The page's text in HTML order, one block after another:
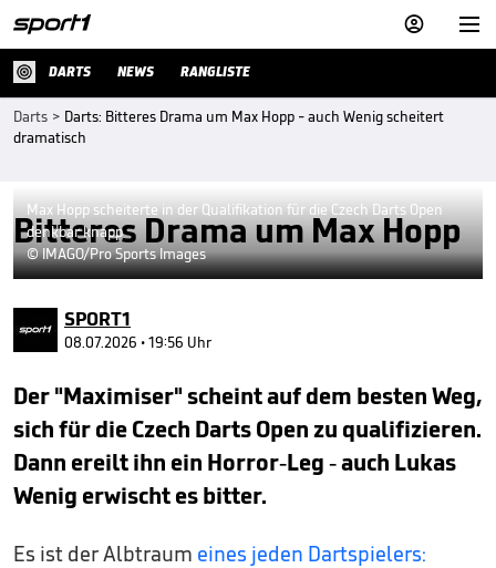


DARTS NEWS RANGLISTE
Darts > Darts: Bitteres Drama um Max Hopp - auch Wenig scheitert
dramatisch
Bitteres Drama um Max Hopp
Max Hopp scheiterte in der Qualifikation für die Czech Darts Open
denkbar knapp
© IMAGO/Pro Sports Images
SPORT1
08.07.2026 • 19:56 Uhr
Der "Maximiser" scheint auf dem besten Weg,
sich für die Czech Darts Open zu qualifizieren.
Dann ereilt ihn ein Horror-Leg - auch Lukas
Wenig erwischt es bitter.
Es ist der Albtraum eines jeden Dartspielers: